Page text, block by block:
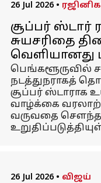
26 Jul 2026 •
சூப்பர் ஸ்டார்
சுயசரிதை
வெளியானது
பெங்களூருவில்
நடத்துநராகத்
சூப்பர் ஸ்டாராக
வாழ்க்கை
வருவதை
26 Jul 2026 • விஜய்